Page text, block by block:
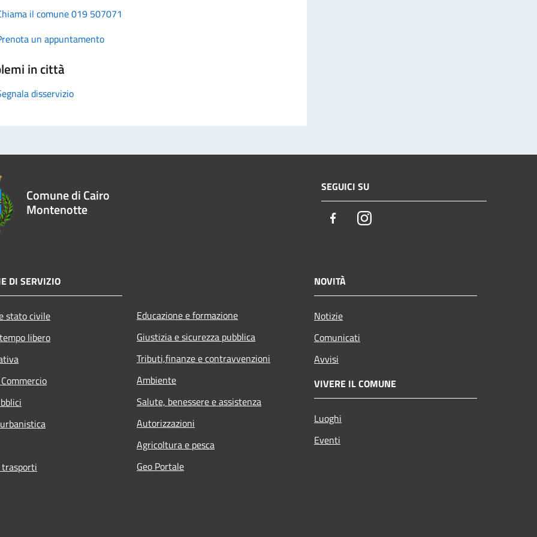
il comune 019 507071
un appuntamento
in città
disservizio
Comune di Cairo
Montenotte
SEGUICI SU
FacebookInstagram
DI SERVIZIO
stato civile
libero
Educazione e formazione
Giustizia e sicurezza pubblica
Tributi,finanze e contravvenzioni
Ambiente
Salute, benessere e assistenza
Autorizzazioni
Agricoltura e pesca
Geo Portale
NOVITÀ
Notizie
Comunicati
Avvisi
VIVERE IL COMUNE
Luoghi
Eventi